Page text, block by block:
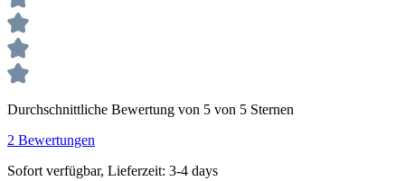
Durchschnittliche Bewertung von 5 von 5 Sternen
2 Bewertungen
Sofort verfügbar, Lieferzeit: 3-4 days